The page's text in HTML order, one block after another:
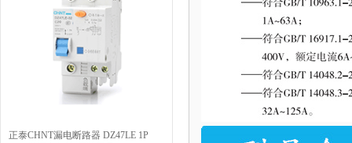
正泰CHNT漏电断路器 DZ47LE 1P